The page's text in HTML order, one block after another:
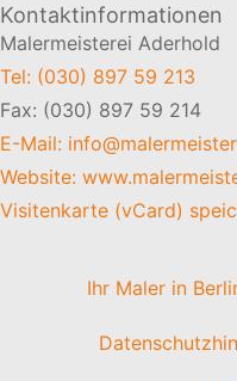
Kontaktinformationen
Malermeisterei Aderhold
Tel: (030) 897 59 213
Fax: (030) 897 59 214
E-Mail:
Website:
Visitenkarte (vCard)
Ihr Maler in